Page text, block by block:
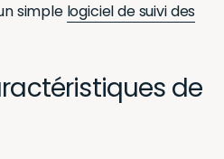
simple logiciel de suivi des
de